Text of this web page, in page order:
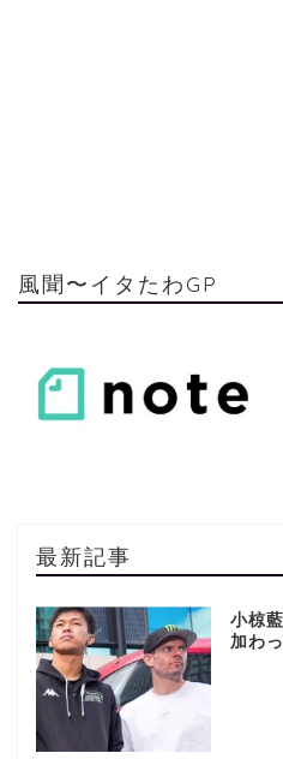
風聞〜イタたわGP
最新記事
小椋
加わ